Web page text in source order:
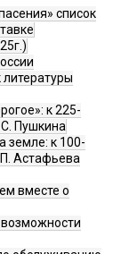
список
к 225-
Пушкина
земле: к 100-
Астафьева
вместе о